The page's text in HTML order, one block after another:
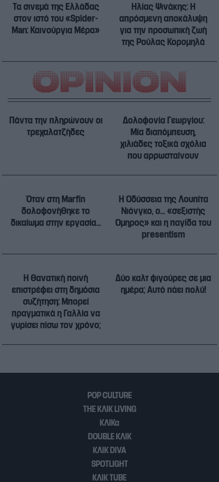
Τα σινεμά της Ελλάδας
στον ιστό του «Spider-
Man: Καινούργια Μέρα»
Ηλίας Ψινάκης: Η
απρόσμενη αποκάλυψη
για την προσωπική ζωή
της Ρούλας Κορομηλά
Πάντα την πληρώνουν οι
τρεχαλατζήδες
Δολοφονία Γεωργίου:
Μία διαπόμπευση,
χιλιάδες τοξικά σχόλια
που αρρωσταίνουν
Όταν στη Marfin
δολοφονήθηκε το
δικαίωμα στην εργασία…
Η Οδύσσεια της Λουπίτα
Νιόνγκο, ο… «σεξιστής
Όμηρος» και η παγίδα του
presentism
Η θανατική ποινή
επιστρέφει στη δημόσια
συζήτηση: Μπορεί
πραγματικά η Γαλλία να
γυρίσει πίσω τον χρόνο;
Δύο καλτ φιγούρες σε μια
ημέρα; Αυτό πάει πολύ!
POP CULTURE
THE ΚΛΙΚ LIVING
ΚΛΙΚα
DOUBLE ΚΛΙΚ
ΚΛΙΚ DIVA
SPOTLIGHT
ΚΛΙΚ TUBE